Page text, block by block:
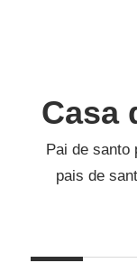
Casa
Pai de santo
pais de